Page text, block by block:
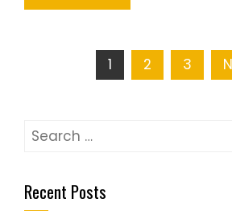
1 2 3
Search
Recent Posts